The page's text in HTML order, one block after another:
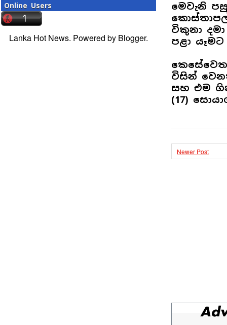
Online Users
Lanka Hot News. Powered by Blogger.
මෙවැනි
විකුනා
පළා
විසින්
සහ එම
(17)
Newer Post